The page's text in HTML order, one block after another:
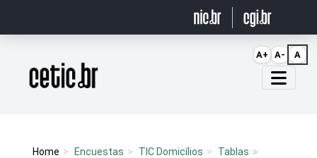
Página inicial
Home Encuestas TIC Domicílios Tablas
A+ A- A